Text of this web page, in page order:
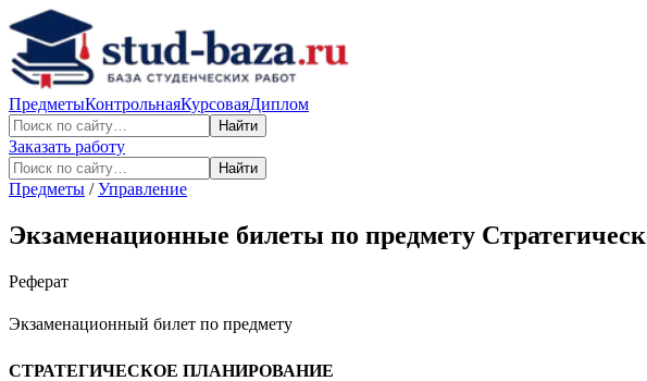
ПредметыКонтрольнаяКурсоваяДиплом
Найти
Заказать работу
Найти
Предметы /Управление
Экзаменационные билеты по предмету
Реферат
Экзаменационный билет по предмету
СТРАТЕГИЧЕСКОЕ ПЛАНИРОВАНИЕ